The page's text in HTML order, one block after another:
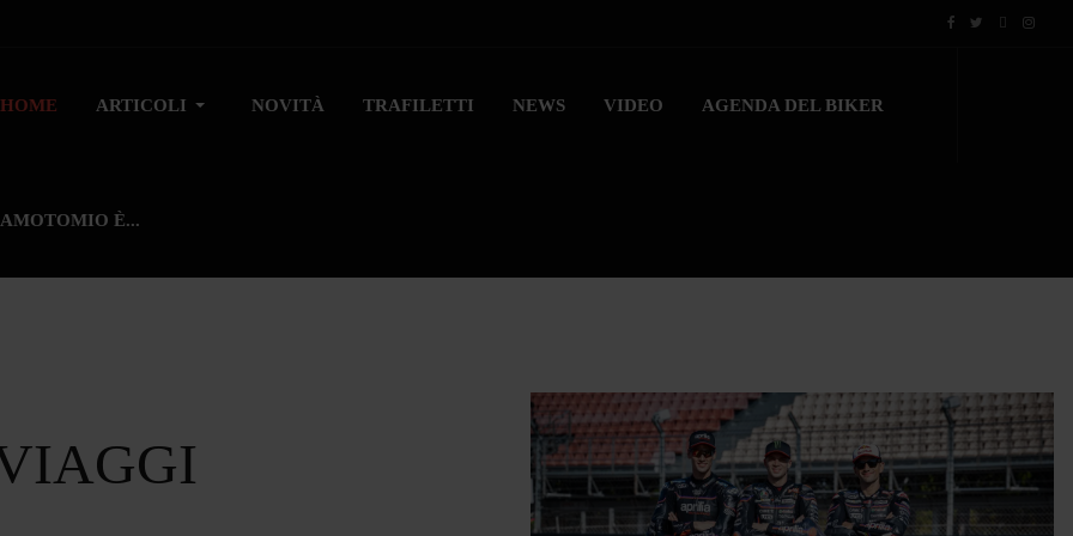
HOME ARTICOLI NOVITÀ TRAFILETTI NEWS VIDEO AGENDA DEL BIKER
AMOTOMIO È...